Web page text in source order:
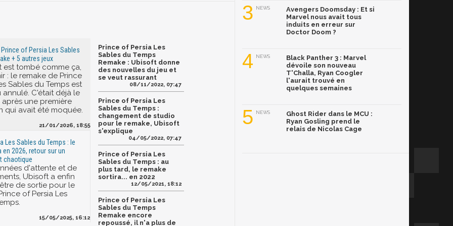
of Persia Les Sables
+ 5 autres jeux
est tombé comme ça,
: le remake de Prince
Sables du Temps est
annulé. C'était déjà le
après une première
qui avait été moquée.
21/01/2026, 18:55
Les Sables du Temps : le
en 2026, retour sur un
chaotique
d'attente et de
Ubisoft a enfin
de sortie pour le
of Persia Les
15/05/2025, 16:12
Prince of Persia Les
Sables du Temps
Remake : Ubisoft donne
des nouvelles du jeu et
se veut rassurant
08/11/2022, 07:47
Prince of Persia Les
Sables du Temps :
changement de studio
pour le remake, Ubisoft
s'explique
04/05/2022, 07:47
Prince of Persia Les
Sables du Temps : au
plus tard, le remake
sortira... en 2022
12/05/2021, 18:12
Prince of Persia Les
Sables du Temps
Remake encore
repoussé, il n'a plus de
3 NEWS
Avengers Doomsday : Et si
Marvel nous avait tous
induits en erreur sur
Doctor Doom ?
4 NEWS
Black Panther 3 : Marvel
dévoile son nouveau
T'Challa, Ryan Coogler
l'aurait trouvé en
quelques semaines
5 NEWS
Ghost Rider dans le MCU :
Ryan Gosling prend le
relais de Nicolas Cage